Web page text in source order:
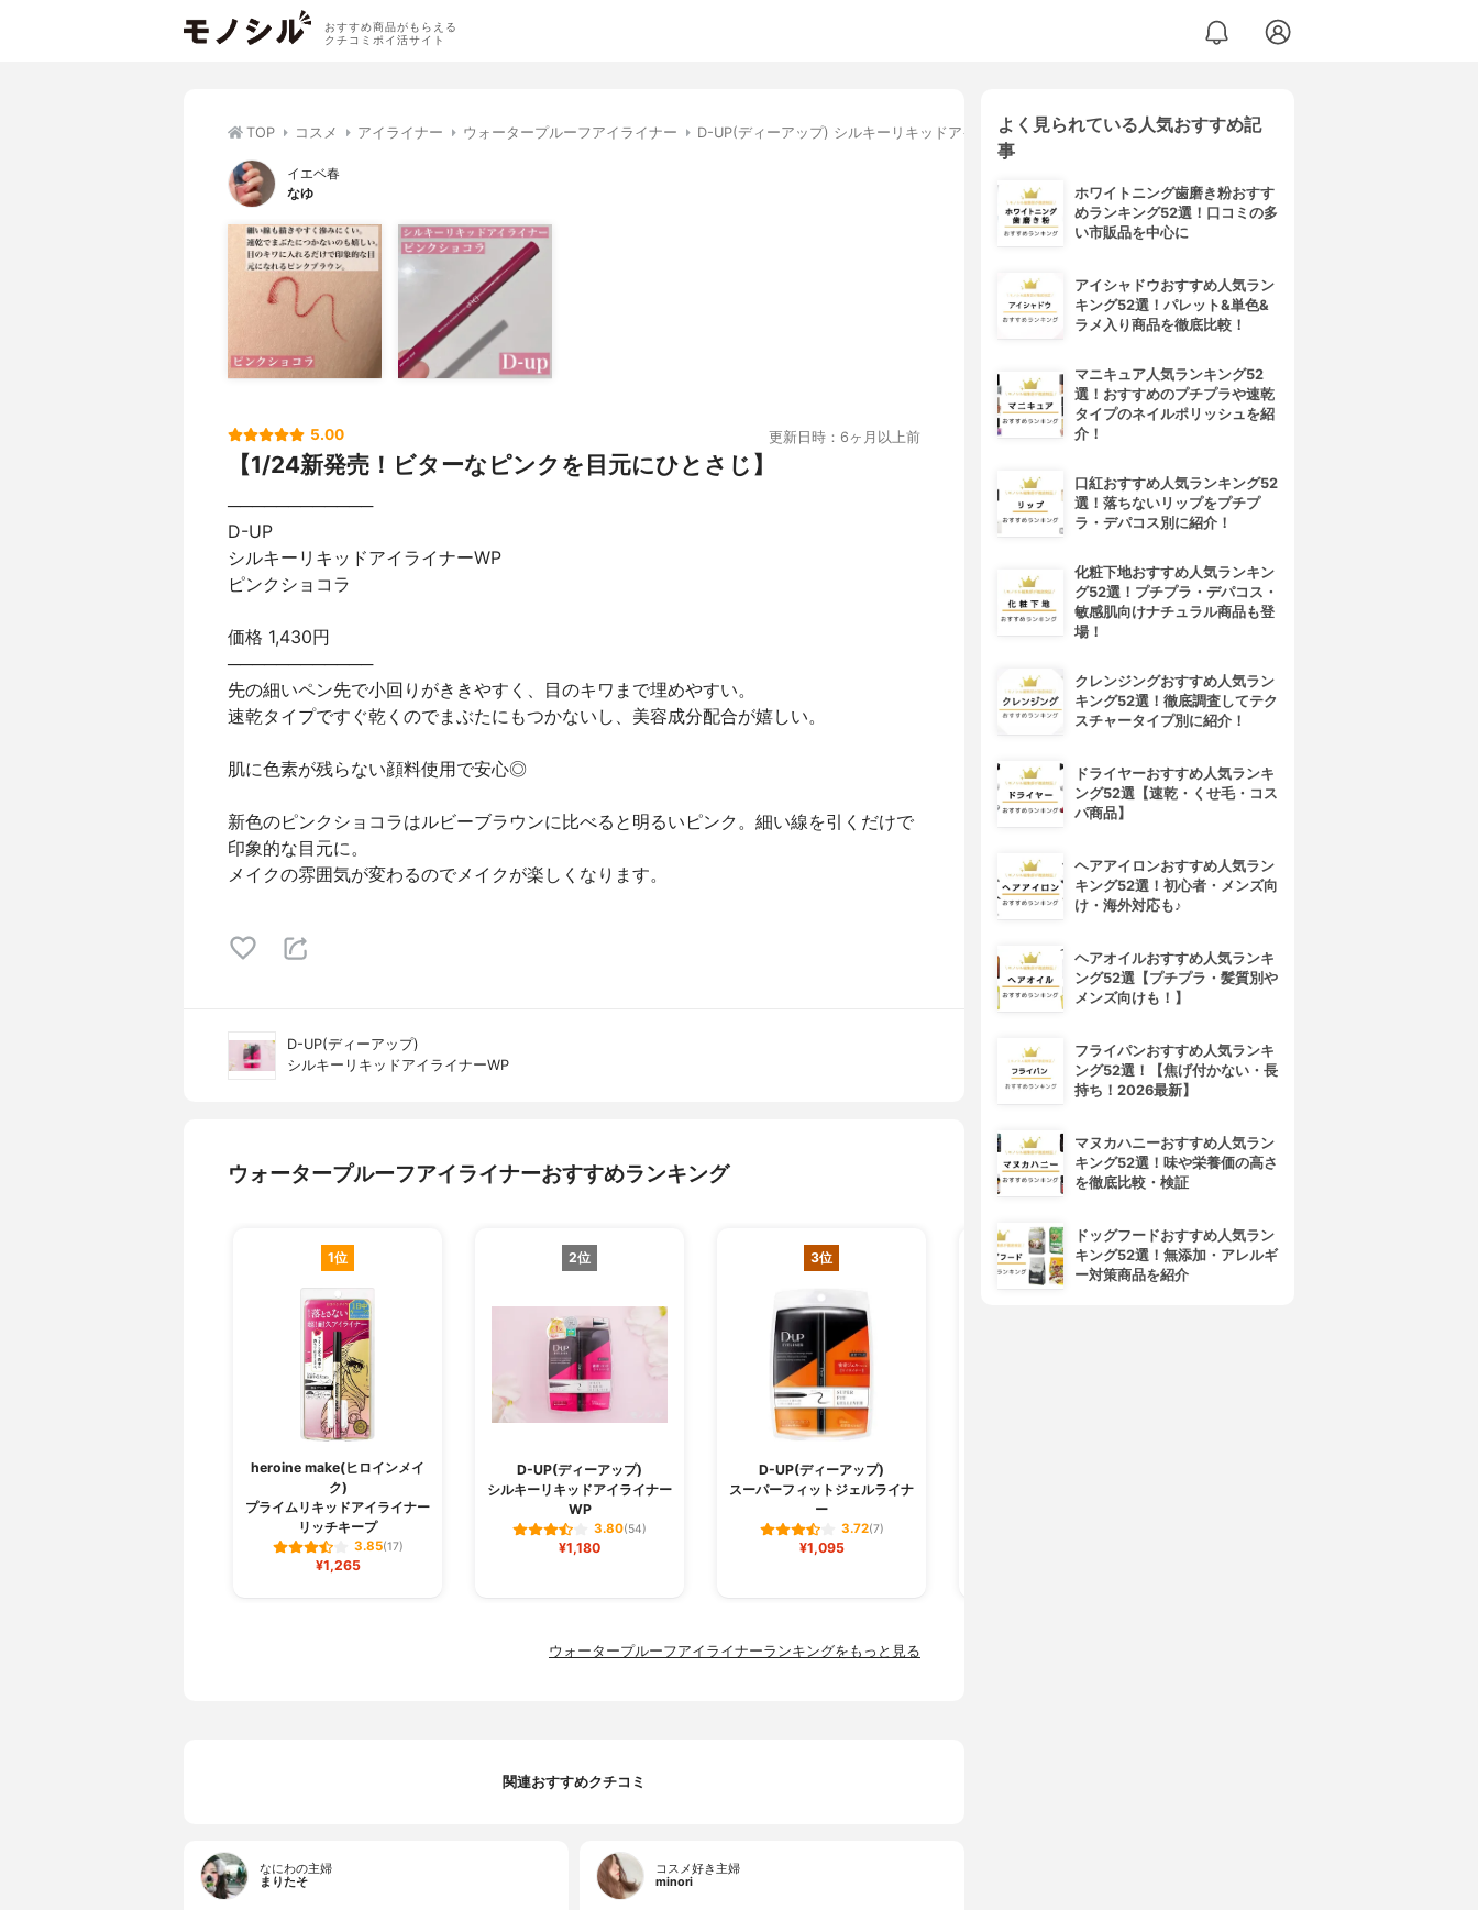
おすすめ商品がもらえる
クチコミポイ活サイト
TOP コスメ アイライナー ウォータープルーフアイライナー D-UP(ディーアップ) シルキーリキッドアイライナーWP
イエベ春
なゆ
5.00 更新日時：6ヶ月以上前
【1/24新発売！ビターなピンクを目元にひとさじ】
────────────
D-UP
シルキーリキッドアイライナーWP
ピンクショコラ
価格 1,430円
────────────
先の細いペン先で小回りがききやすく、目のキワまで埋めやすい。
速乾タイプですぐ乾くのでまぶたにもつかないし、美容成分配合が嬉しい。
肌に色素が残らない顔料使用で安心◎
新色のピンクショコラはルビーブラウンに比べると明るいピンク。細い線を引くだけで
印象的な目元に。
メイクの雰囲気が変わるのでメイクが楽しくなります。
D-UP(ディーアップ)
シルキーリキッドアイライナーWP
ウォータープルーフアイライナーおすすめランキング
1位
heroine make(ヒロインメイ
ク)
プライムリキッドアイライナー
リッチキープ
3.85(17)
¥1,265
2位
D-UP(ディーアップ)
シルキーリキッドアイライナー
WP
3.80(54)
¥1,180
3位
D-UP(ディーアップ)
スーパーフィットジェルライナ
ー
3.72(7)
¥1,095
4位
ウォータープルーフアイライナーランキングをもっと見る
関連おすすめクチコミ
なにわの主婦
まりたそ
コスメ好き主婦
minori
よく見られている人気おすすめ記
事
ホワイトニング歯磨き粉おすす
めランキング52選！口コミの多
い市販品を中心に
アイシャドウおすすめ人気ラン
キング52選！パレット&単色&
ラメ入り商品を徹底比較！
マニキュア人気ランキング52
選！おすすめのプチプラや速乾
タイプのネイルポリッシュを紹
介！
口紅おすすめ人気ランキング52
選！落ちないリップをプチプ
ラ・デパコス別に紹介！
化粧下地おすすめ人気ランキン
グ52選！プチプラ・デパコス・
敏感肌向けナチュラル商品も登
場！
クレンジングおすすめ人気ラン
キング52選！徹底調査してテク
スチャータイプ別に紹介！
ドライヤーおすすめ人気ランキ
ング52選【速乾・くせ毛・コス
パ商品】
ヘアアイロンおすすめ人気ラン
キング52選！初心者・メンズ向
け・海外対応も♪
ヘアオイルおすすめ人気ランキ
ング52選【プチプラ・髪質別や
メンズ向けも！】
フライパンおすすめ人気ランキ
ング52選！【焦げ付かない・長
持ち！2026最新】
マヌカハニーおすすめ人気ラン
キング52選！味や栄養価の高さ
を徹底比較・検証
ドッグフードおすすめ人気ラン
キング52選！無添加・アレルギ
ー対策商品を紹介